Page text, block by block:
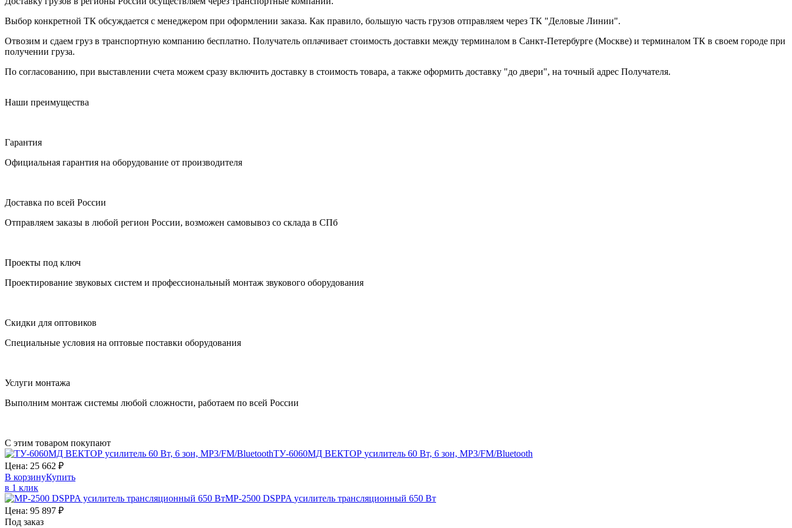
Выбор конкретной ТК обсуждается с менеджером при оформлении заказа. Как правило, большую часть грузов отправляем через ТК "Деловые Линии".
Отвозим и сдаем груз в транспортную компанию бесплатно. Получатель оплачивает стоимость доставки между терминалом в Санкт-Петербурге (Москве) и терминалом ТК в своем городе при
получении груза.
По согласованию, при выставлении счета можем сразу включить доставку в стоимость товара, а также оформить доставку "до двери", на точный адрес Получателя.
Наши преимущества
Гарантия
Официальная гарантия на оборудование от производителя
Доставка по всей России
Отправляем заказы в любой регион России, возможен самовывоз со склада в СПб
Проекты под ключ
Проектирование звуковых систем и профессиональный монтаж звукового оборудования
Скидки для оптовиков
Специальные условия на оптовые поставки оборудования
Услуги монтажа
Выполним монтаж системы любой сложности, работаем по всей России
С этим товаром покупают
ТУ-6060МД ВЕКТОР усилитель 60 Вт, 6 зон, MP3/FM/Bluetooth
Цена: 25 662 ₽
В корзинуКупить
в 1 клик
MP-2500 DSPPA усилитель трансляционный 650 Вт
Цена: 95 897 ₽
Под заказ